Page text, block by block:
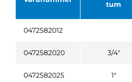
tum
0472582012
0472582020 3/4"
0472582025 1"